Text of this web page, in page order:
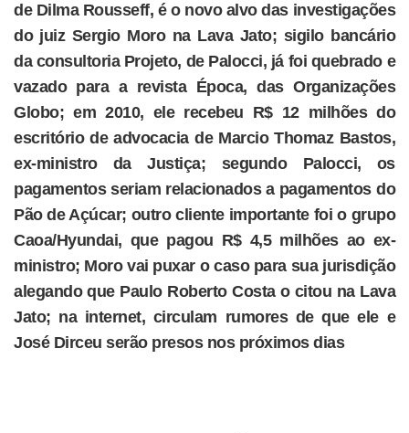
de Dilma Rousseff, é o novo alvo das investigações
do juiz Sergio Moro na Lava Jato; sigilo bancário
da consultoria Projeto, de Palocci, já foi quebrado e
vazado para a revista Época, das Organizações
Globo; em 2010, ele recebeu R$ 12 milhões do
escritório de advocacia de Marcio Thomaz Bastos,
ex-ministro da Justiça; segundo Palocci, os
pagamentos seriam relacionados a pagamentos do
Pão de Açúcar; outro cliente importante foi o grupo
Caoa/Hyundai, que pagou R$ 4,5 milhões ao ex-
ministro; Moro vai puxar o caso para sua jurisdição
alegando que Paulo Roberto Costa o citou na Lava
Jato; na internet, circulam rumores de que ele e
José Dirceu serão presos nos próximos dias